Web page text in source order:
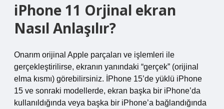
iPhone 11 Orjinal ekran
Nasıl Anlaşılır?
Onarım orijinal Apple parçaları ve işlemleri ile
gerçekleştirilirse, ekranın yanındaki “gerçek” (orijinal
elma kısmı) görebilirsiniz. İPhone 15’de yüklü iPhone
15 ve sonraki modellerde, ekran başka bir iPhone’da
kullanıldığında veya başka bir iPhone’a bağlandığında